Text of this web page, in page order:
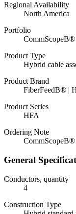
Regional Availability
North America
Portfolio
CommScopeВ®
Product Type
Hybrid cable
Product Brand
FiberFeedВ® |
Product Series
HFA
Ordering Note
CommScopeВ®
General
Conductors, quantity
4
Construction Type